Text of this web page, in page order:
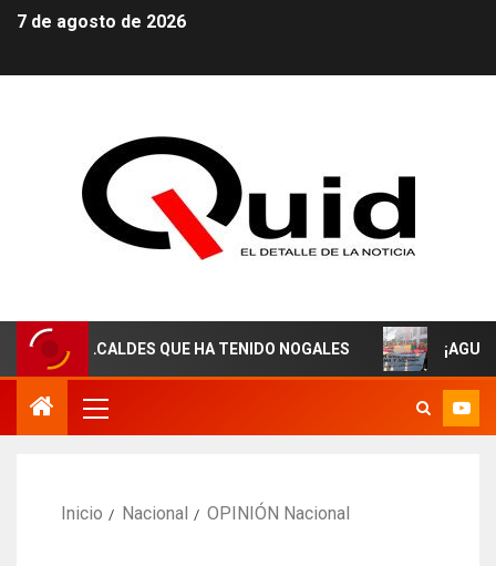
7 de agosto de 2026
QUE HA TENIDO NOGALES ¡AGUAS
Inicio Nacional OPINIÓN Nacional